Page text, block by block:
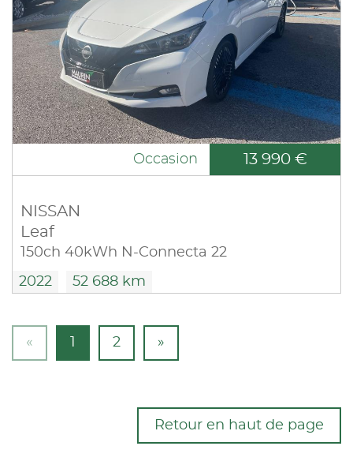
Occasion 13 990 €
NISSAN
Leaf
150ch 40kWh N-Connecta 22
2022 52 688 km
« 2 »
Retour en haut de page